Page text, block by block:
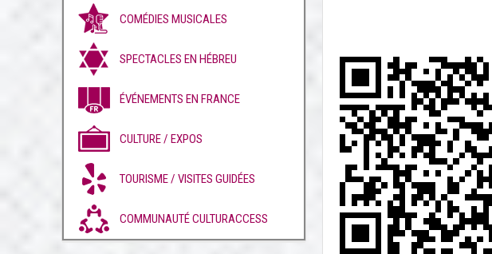
COMÉDIES MUSICALES
SPECTACLES EN HÉBREU
ÉVÉNEMENTS EN FRANCE
CULTURE / EXPOS
TOURISME / VISITES GUIDÉES
COMMUNAUTÉ CULTURACCESS